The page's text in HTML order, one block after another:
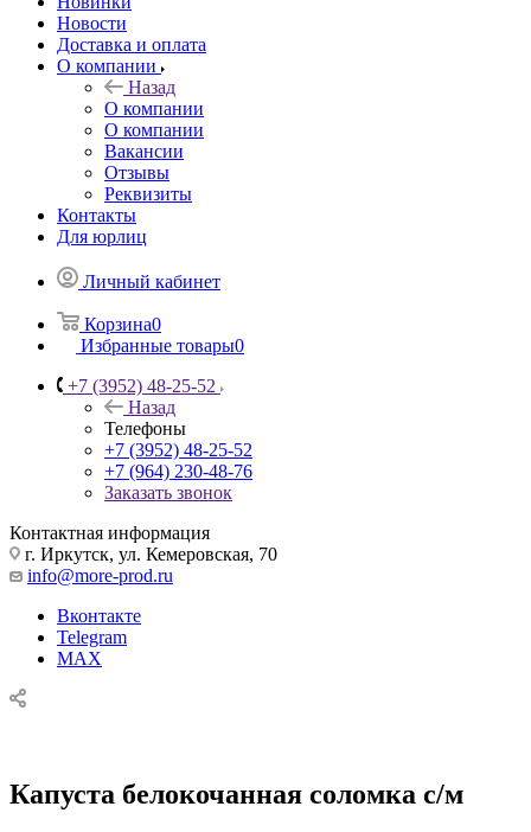
Новости
Доставка и оплата
О компании
Назад
О компании
О компании
Вакансии
Отзывы
Реквизиты
Контакты
Для юрлиц
Личный кабинет
Корзина0
Избранные товары0
+7 (3952) 48-25-52
Назад
Телефоны
+7 (3952) 48-25-52
+7 (964) 230-48-76
Заказать звонок
Контактная информация
г. Иркутск, ул. Кемеровская, 70
info@more-prod.ru
Вконтакте
Telegram
MAX
Капуста белокочанная соломка с/м